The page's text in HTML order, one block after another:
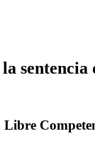
sentencia
Libre